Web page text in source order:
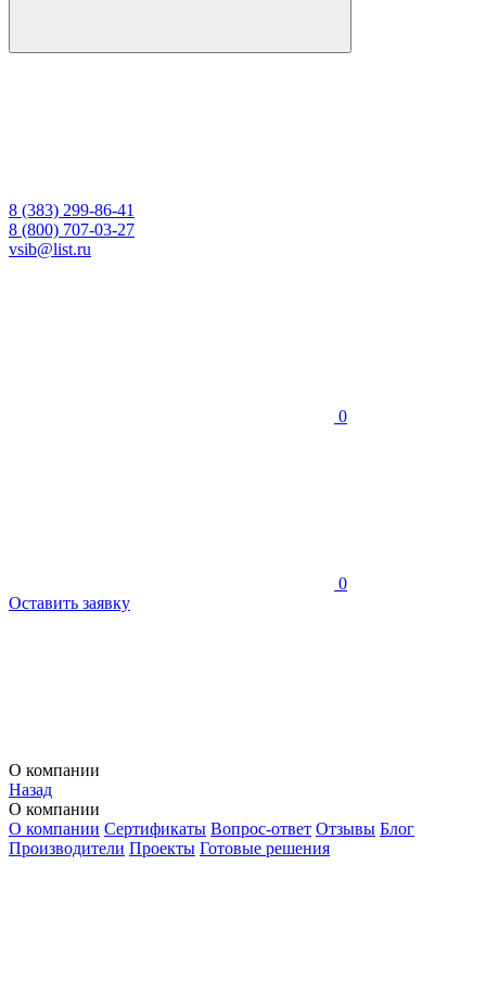
8 (383) 299-86-41
8 (800) 707-03-27
vsib@list.ru
0
0
Оставить заявку
О компании
Назад
О компании
О компании Сертификаты Вопрос-ответ Отзывы Блог
Производители Проекты Готовые решения